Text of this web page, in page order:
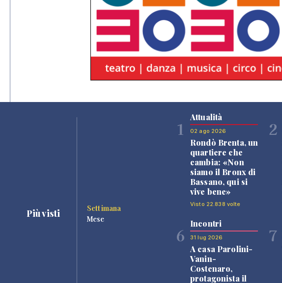
Più visti
Settimana
Mese
1
Attualità
02 ago 2026
Rondò Brenta, un
quartiere che
cambia: «Non
siamo il Bronx di
Bassano, qui si
vive bene»
Visto 22.838 volte
2
6
Incontri
31 lug 2026
A casa Parolini-
Vanin-
Costenaro,
protagonista il
7